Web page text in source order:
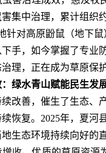
集中治理，累计组织
针对高原鼢鼠（地下
手，如今掌握了专业
理，正在成为草原保
绿水青山赋能民生发
改善，催生了生态、
恢复。2025年，夏河
生态环境持续向好的